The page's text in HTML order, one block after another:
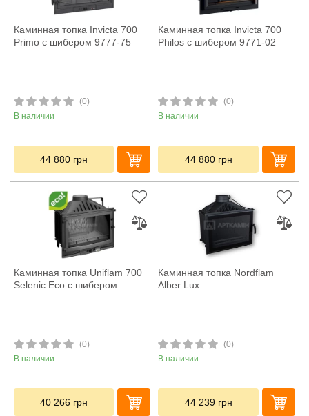
Каминная топка Invicta 700
Primo с шибером 9777-75
(0)
В наличии
44 880 грн
Каминная топка Invicta 700
Philos с шибером 9771-02
(0)
В наличии
44 880 грн
Каминная топка Uniflam 700
Selenic Eco с шибером
(0)
В наличии
40 266 грн
Каминная топка Nordflam
Alber Lux
(0)
В наличии
44 239 грн